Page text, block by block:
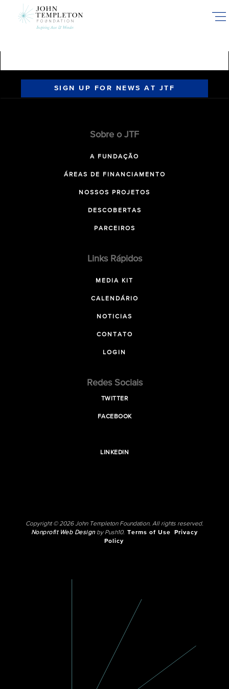
SIGN UP FOR NEWS AT JTF
Sobre o JTF
A FUNDAÇÃO
ÁREAS DE FINANCIAMENTO
NOSSOS PROJETOS
DESCOBERTAS
PARCEIROS
Links Rápidos
MEDIA KIT
CALENDÁRIO
NOTICIAS
CONTATO
LOGIN
Redes Sociais
TWITTER
FACEBOOK
LINKEDIN
Copyright © 2026 John Templeton Foundation. All rights reserved.
Nonprofit Web Designby Push10. Terms of Use
Privacy
Policy